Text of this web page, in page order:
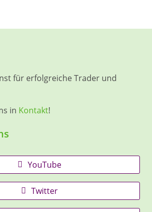
für erfolgreiche Trader und
in Kontakt!
YouTube
Twitter